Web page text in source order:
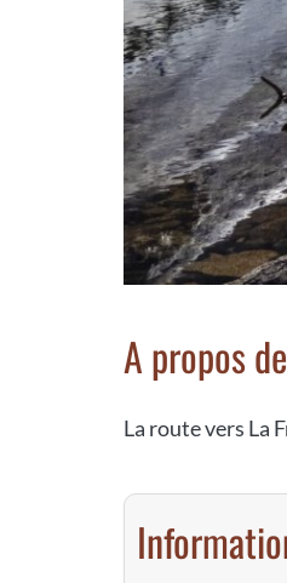
A propos
La route vers La